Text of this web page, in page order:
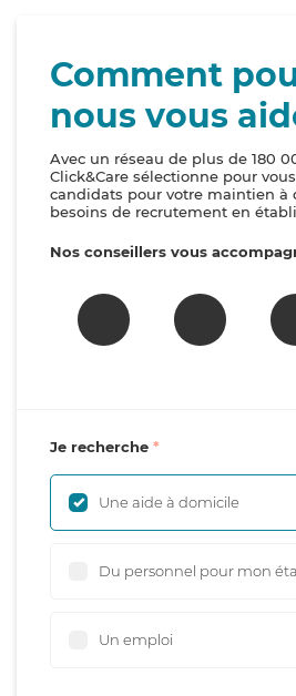
Comment
nous vous
Avec un réseau de plus de 180
Click&Care sélectionne pour
candidats pour votre maintien à
besoins de recrutement en
Nos conseillers vous
Je recherche
Une aide à domicile
Du personnel pour mon
Un emploi